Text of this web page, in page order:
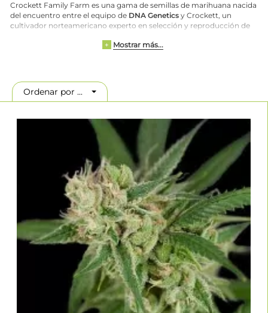
Crockett Family Farm es una gama de semillas de marihuana nacida
del encuentro entre el equipo de DNA Genetics y Crockett, un
cultivador norteamericano experto en selección y reproducción de
Tangie. Este catálogo de semillas regulares está compuesto por
Podremos encontrar las selecciones de Crockett’s Family Farm en
paquetes de 12 semillas, lo que permitirá aislar fácilmente uno o
ricas en resina y en aromas, comoDouble Tangie Banana,Sour
Banana Split
+ Mostrar más...
Ordenar por ...